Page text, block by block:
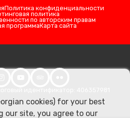
Политика конфиденциальности
политика
по авторским правам
программаКарта сайта
идентификатор: 406357981
cookies) for your best
our site, you agree to our